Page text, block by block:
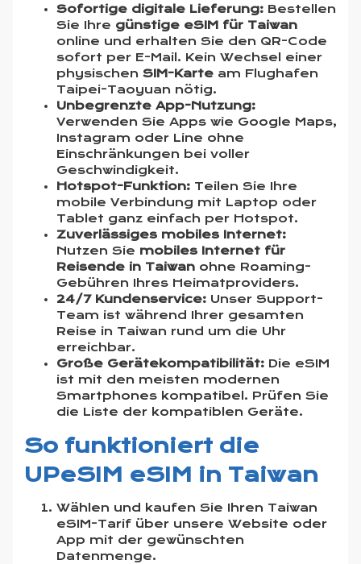
Sofortige digitale Lieferung: Bestellen
Sie Ihre günstige eSIM für Taiwan
online und erhalten Sie den QR-Code
sofort per E-Mail. Kein Wechsel einer
physischen SIM-Karte am Flughafen
Taipei-Taoyuan nötig.
Unbegrenzte App-Nutzung:
Verwenden Sie Apps wie Google Maps,
Instagram oder Line ohne
Einschränkungen bei voller
Geschwindigkeit.
Hotspot-Funktion: Teilen Sie Ihre
mobile Verbindung mit Laptop oder
Tablet ganz einfach per Hotspot.
Zuverlässiges mobiles Internet:
Nutzen Sie mobiles Internet für
Reisende in Taiwan ohne Roaming-
Gebühren Ihres Heimatproviders.
24/7 Kundenservice: Unser Support-
Team ist während Ihrer gesamten
Reise in Taiwan rund um die Uhr
erreichbar.
Große Gerätekompatibilität: Die eSIM
ist mit den meisten modernen
Smartphones kompatibel. Prüfen Sie
die Liste der kompatiblen Geräte.
So funktioniert die
UPeSIM eSIM in Taiwan
Wählen und kaufen Sie Ihren Taiwan
eSIM-Tarif über unsere Website oder
App mit der gewünschten
Datenmenge.